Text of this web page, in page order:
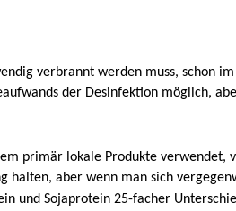
verbrannt werden muss, schon
der Desinfektion möglich,
primär lokale Produkte
aber wenn man sich
und Sojaprotein 25-facher